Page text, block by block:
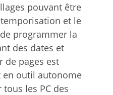
pouvant être
et le
programmer la
des dates et
de pages est
outil autonome
les PC des